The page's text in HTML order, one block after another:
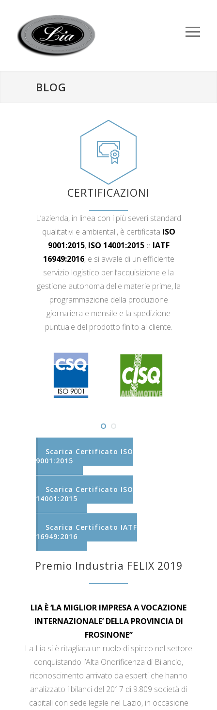
BLOG
CERTIFICAZIONI
L’azienda, in linea con i più severi standard
qualitativi e ambientali, è certificata ISO
9001:2015, ISO 14001:2015e IATF
16949:2016, e si avvale di un efficiente
servizio logistico per l’acquisizione e la
gestione autonoma delle materie prime, la
programmazione della produzione
giornaliera e mensile e la spedizione
puntuale del prodotto finito al cliente.
Scarica Certificato ISO
9001:2015
Scarica Certificato ISO
14001:2015
Scarica Certificato IATF
16949:2016
Premio Industria FELIX 2019
LIA È ‘LA MIGLIOR IMPRESA A VOCAZIONE
INTERNAZIONALE’ DELLA PROVINCIA DI
FROSINONE”
La Lia si è ritagliata un ruolo di spicco nel settore
conquistando l’Alta Onorificenza di Bilancio,
riconoscimento arrivato da esperti che hanno
analizzato i bilanci del 2017 di 9.809 società di
capitali con sede legale nel Lazio, in occasione